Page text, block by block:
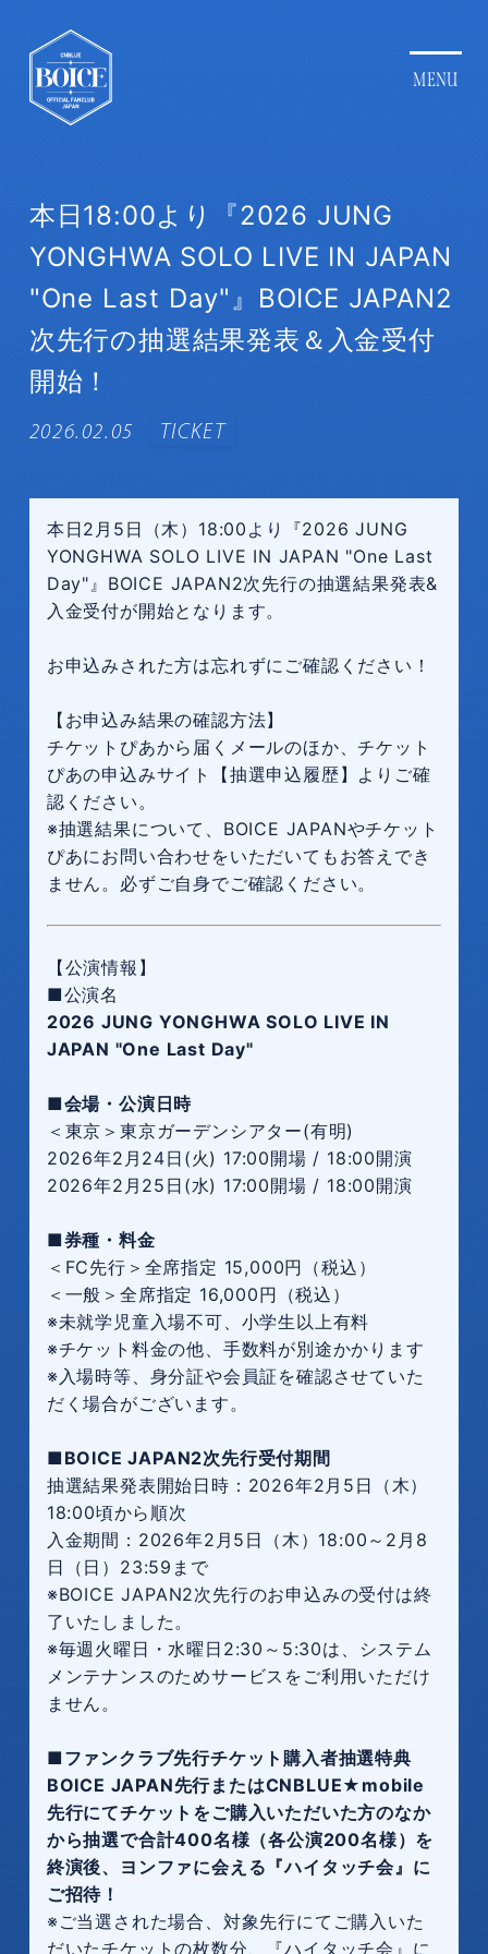
本日18:00より『2026 JUNG
YONGHWA SOLO LIVE IN JAPAN
"One Last Day"』BOICE JAPAN2
次先行の抽選結果発表＆入金受付
開始！
2026.02.05 TICKET
本日2月5日（木）18:00より『2026 JUNG
YONGHWA SOLO LIVE IN JAPAN "One Last
Day"』BOICE JAPAN2次先行の抽選結果発表&
入金受付が開始となります。
お申込みされた方は忘れずにご確認ください！
【お申込み結果の確認方法】
チケットぴあから届くメールのほか、チケット
ぴあの申込みサイト【抽選申込履歴】よりご確
認ください。
※抽選結果について、BOICE JAPANやチケット
ぴあにお問い合わせをいただいてもお答えでき
ません。必ずご自身でご確認ください。
【公演情報】
■公演名
2026 JUNG YONGHWA SOLO LIVE IN
JAPAN "One Last Day"
■会場・公演日時
＜東京＞東京ガーデンシアター(有明)
2026年2月24日(火) 17:00開場 / 18:00開演
2026年2月25日(水) 17:00開場 / 18:00開演
■券種・料金
＜FC先行＞全席指定 15,000円（税込）
＜一般＞全席指定 16,000円（税込）
※未就学児童入場不可、小学生以上有料
※チケット料金の他、手数料が別途かかります
※入場時等、身分証や会員証を確認させていた
だく場合がございます。
■BOICE JAPAN2次先行受付期間
抽選結果発表開始日時：2026年2月5日（木）
18:00頃から順次
入金期間：2026年2月5日（木）18:00～2月8
日（日）23:59まで
※BOICE JAPAN2次先行のお申込みの受付は終
了いたしました。
※毎週火曜日・水曜日2:30～5:30は、システム
メンテナンスのためサービスをご利用いただけ
ません。
■ファンクラブ先行チケット購入者抽選特典
BOICE JAPAN先行またはCNBLUE★mobile
先行にてチケットをご購入いただいた方のなか
から抽選で合計400名様（各公演200名様）を
終演後、ヨンファに会える『ハイタッチ会』に
ご招待！
※ご当選された場合、対象先行にてご購入いた
だいたチケットの枚数分、『ハイタッチ会』に